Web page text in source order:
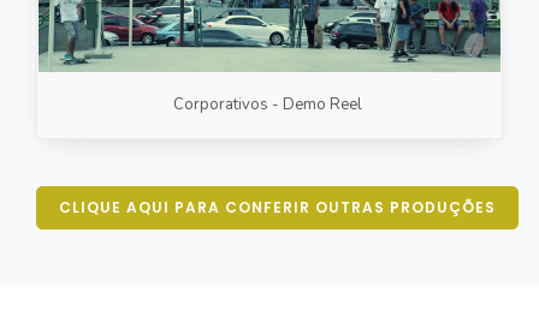
Corporativos - Demo Reel
CLIQUE AQUI PARA CONFERIR OUTRAS PRODUÇÕES